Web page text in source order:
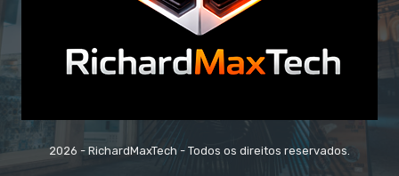
2026 - RichardMaxTech - Todos os direitos reservados.